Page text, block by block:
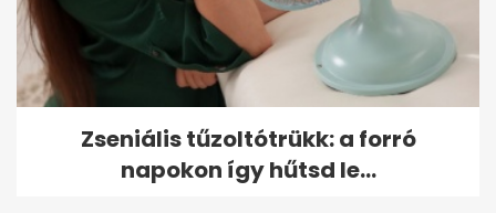
Zseniális tűzoltótrükk: a forró
napokon így hűtsd le...